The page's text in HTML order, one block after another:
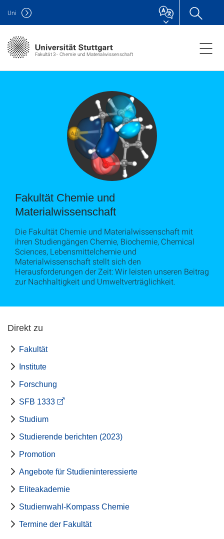
Fakultät 3 - Chemie und Materialwissenschaft
Uni
Fakultät Chemie und
Materialwissenschaft
Die Fakultät Chemie und Materialwissenschaft mit
ihren Studiengängen Chemie, Biochemie, Chemical
Sciences, Lebensmittelchemie und
Materialwissenschaft stellt sich den
Herausforderungen der Zeit: Wir leisten unseren Beitrag
zur Nachhaltigkeit und Umweltverträglichkeit.
Direkt zu
Fakultät
Institute
Forschung
SFB 1333
Studium
Studierende berichten (2023)
Promotion
Angebote für Studieninteressierte
Eliteakademie
Studienwahl-Kompass Chemie
Termine der Fakultät